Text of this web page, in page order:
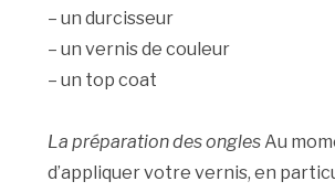
– un durcisseur
– un vernis de couleur
– un top coat
La préparation des onglesAu
d’appliquer votre vernis, en